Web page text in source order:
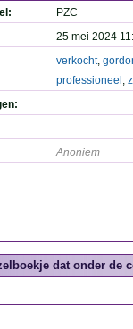
PZC
25 mei 2024
verkocht,
professioneel ,
Anoniem
dat onder de